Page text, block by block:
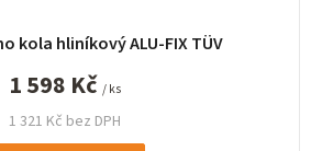
kola hliníkový ALU-FIX TÜV
1 321 Kč bez DPH
1 598 Kč / ks